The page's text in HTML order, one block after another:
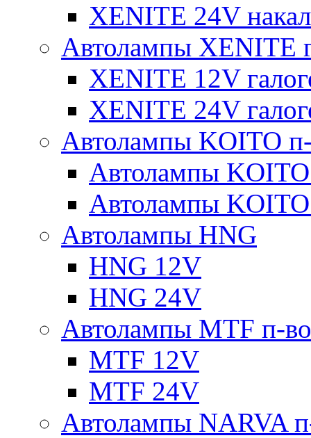
XENITE 24V
Автолампы XENITE
XENITE 12V
XENITE 24V
Автолампы KOITO
Автолампы
Автолампы
Автолампы HNG
HNG 12V
HNG 24V
Автолампы MTF п-
MTF 12V
MTF 24V
Автолампы NARVA